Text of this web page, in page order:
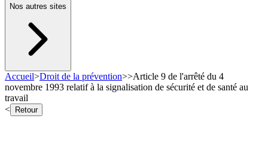
Nos autres sites
Accueil>Droit de la prévention>>Article 9 de l'arrêté du 4
novembre 1993 relatif à la signalisation de sécurité et de santé au
travail
<
Retour